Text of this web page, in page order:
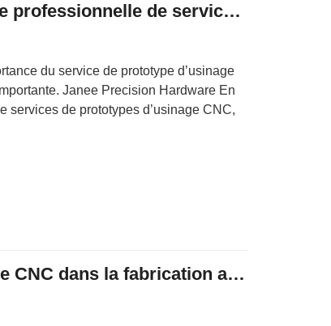
Janee est une prestataire professionnelle de services de prototypes d’usinage CNC
du service de prototype d’usinage
Janee Precision Hardware En
services de prototypes d’usinage CNC,
L’application de l’usinage CNC dans la fabrication automobile